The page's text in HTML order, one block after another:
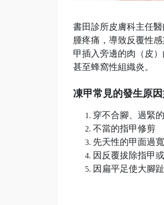
書田診所皮膚科主任
腫疼痛，導致反覆性
甲插入旁邊的肉（皮
甚至蜂窩性組織炎。
凍甲常見的發生原因
穿不合腳、過緊
不當的指甲修剪
先天性的甲面過寬
因反覆拔除指甲
因扁平足使大腳